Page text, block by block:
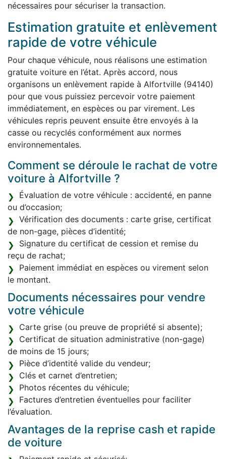
nécessaires pour sécuriser la transaction.
Estimation gratuite et enlèvement
rapide de votre véhicule
Pour chaque véhicule, nous réalisons une estimation
gratuite voiture en l’état. Après accord, nous
organisons un enlèvement rapide à Alfortville (94140)
pour que vous puissiez percevoir votre paiement
immédiatement, en espèces ou par virement. Les
véhicules repris peuvent ensuite être envoyés à la
casse ou recyclés conformément aux normes
environnementales.
Comment se déroule le rachat de votre
voiture à Alfortville ?
Évaluation de votre véhicule : accidenté, en panne
ou d’occasion;
Vérification des documents : carte grise, certificat
de non-gage, pièces d’identité;
Signature du certificat de cession et remise du
reçu de rachat;
Paiement immédiat en espèces ou virement selon
le montant.
Documents nécessaires pour vendre
votre véhicule
Carte grise (ou preuve de propriété si absente);
Certificat de situation administrative (non-gage)
de moins de 15 jours;
Pièce d’identité valide du vendeur;
Clés et carnet d’entretien;
Photos récentes du véhicule;
Factures d’entretien éventuelles pour faciliter
l’évaluation.
Avantages de la reprise cash et rapide
de voiture